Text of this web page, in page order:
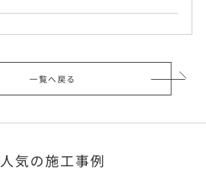
一覧へ戻る
人気の施工事例